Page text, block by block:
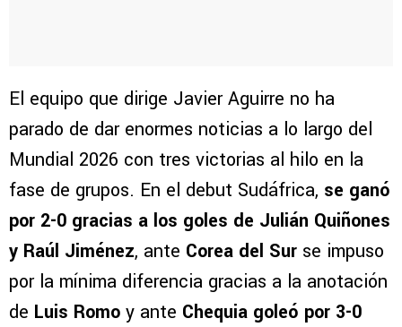
El equipo que dirige Javier Aguirre no ha
parado de dar enormes noticias a lo largo del
Mundial 2026 con tres victorias al hilo en la
fase de grupos. En el debut Sudáfrica, se ganó
por 2-0 gracias a los goles de Julián Quiñones
y Raúl Jiménez, ante Corea del Sur se impuso
por la mínima diferencia gracias a la anotación
de Luis Romo y ante Chequia goleó por 3-0